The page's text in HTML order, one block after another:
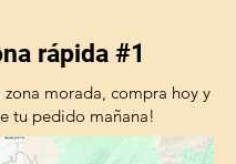
rápida #1
zona morada, compra hoy y
tu pedido mañana!